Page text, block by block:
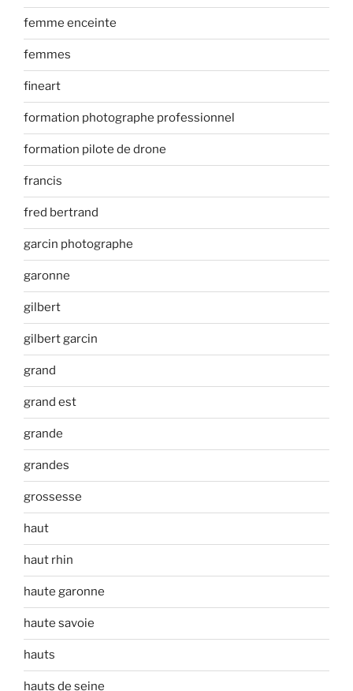
femme enceinte
femmes
fineart
formation photographe professionnel
formation pilote de drone
francis
fred bertrand
garcin photographe
garonne
gilbert
gilbert garcin
grand
grand est
grande
grandes
grossesse
haut
haut rhin
haute garonne
haute savoie
hauts
hauts de seine